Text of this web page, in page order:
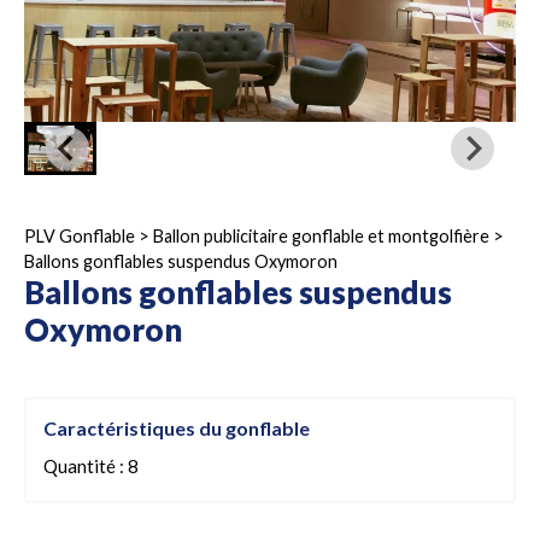
PLV Gonflable > Ballon publicitaire gonflable et montgolfière >
Ballons gonflables suspendus Oxymoron
Ballons gonflables suspendus
Oxymoron
Caractéristiques du gonflable
Quantité : 8